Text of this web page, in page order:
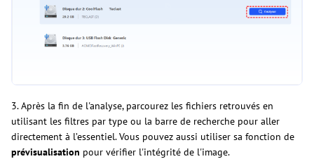
3. Après la fin de l'analyse, parcourez les fichiers retrouvés en
utilisant les filtres par type ou la barre de recherche pour aller
directement à l’essentiel. Vous pouvez aussi utiliser sa fonction de
prévisualisation pour vérifier l'intégrité de l'image.